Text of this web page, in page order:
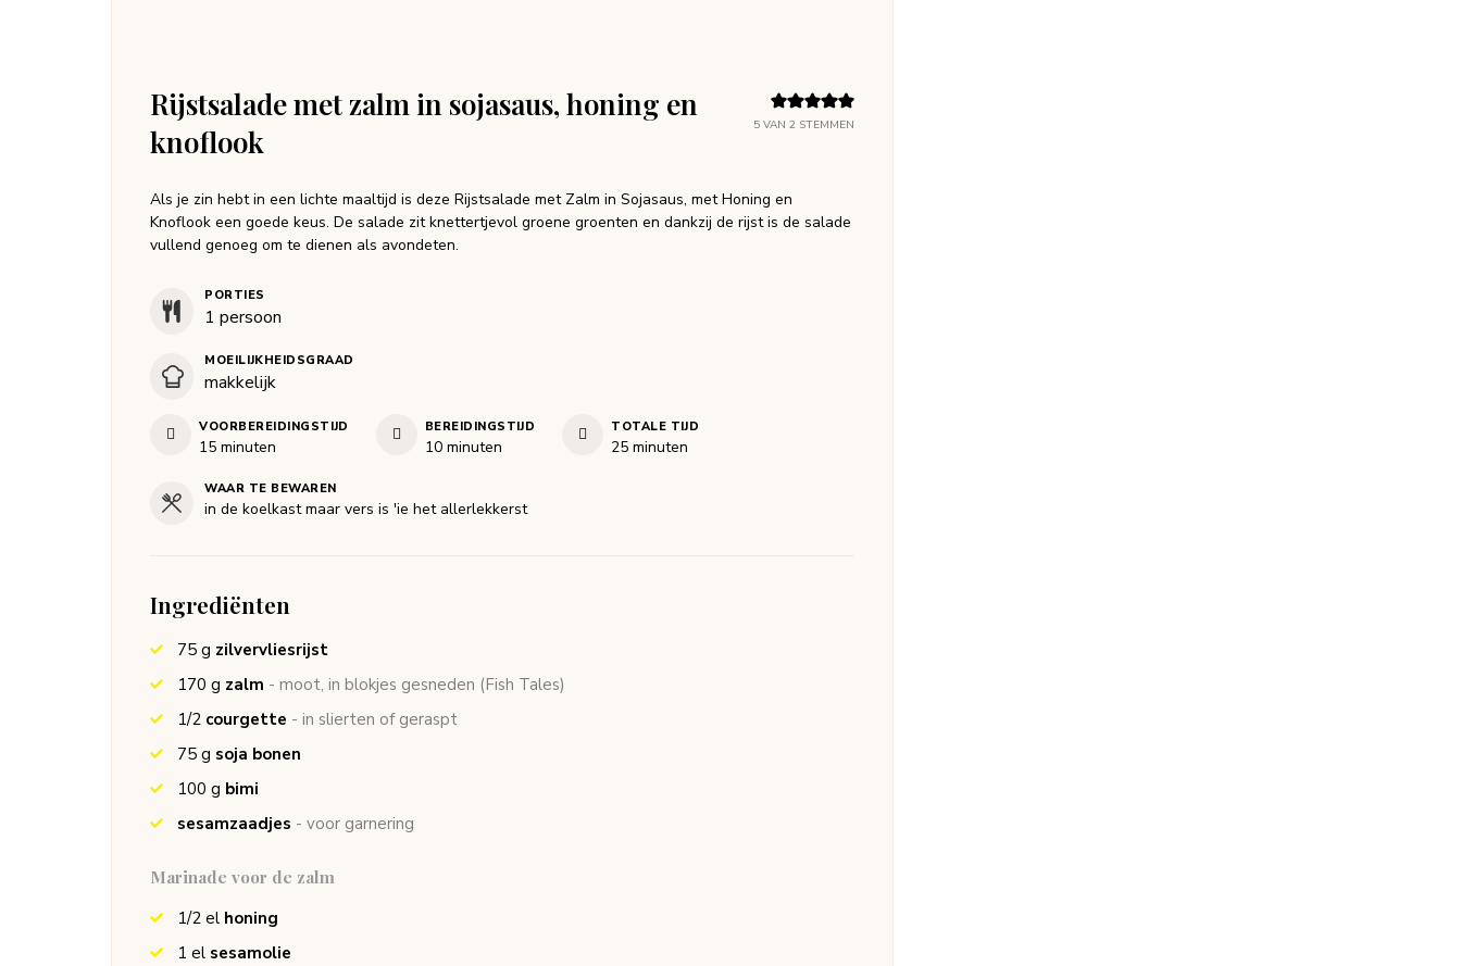
5 VAN 2 STEMMEN
Rijstsalade met zalm in sojasaus, honing en
knoflook
Als je zin hebt in een lichte maaltijd is deze Rijstsalade met Zalm in Sojasaus, met Honing en
Knoflook een goede keus. De salade zit knettertjevol groene groenten en dankzij de rijst is de salade
vullend genoeg om te dienen als avondeten.
PORTIES
1 persoon
MOEILIJKHEIDSGRAAD
makkelijk
VOORBEREIDINGSTIJD
15minuten
minuten
BEREIDINGSTIJD
10minuten
minuten
TOTALE TIJD
25minuten
minuten
WAAR TE BEWAREN
in de koelkast maar vers is 'ie het allerlekkerst
Ingrediënten
75 g zilvervliesrijst
170 g zalm - moot, in blokjes gesneden (Fish Tales)
1/2 courgette - in slierten of geraspt
75 g soja bonen
100 g bimi
sesamzaadjes - voor garnering
Marinade voor de zalm
1/2 el honing
1 el sesamolie